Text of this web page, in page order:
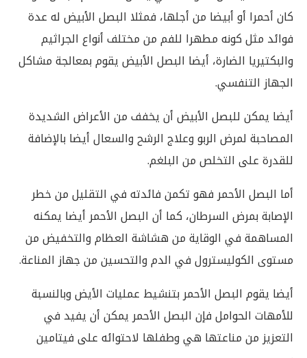
كان أحمرا أو أبيضا من أجلها، فمثلا البصل الأبيض له عدة
فوائد مثل كونه مطهرا للفم من مختلف أنواع الجراثيم
والبكتيريا الضارة، أيضا البصل الأبيض يقوم بمعالجة مشاكل
الجهاز التنفسي.
أيضا يمكن للبصل الأبيض أن يخفف من الأعراض الشديدة
المصاحبة لمرض الربو وعلاج الرشح والسعال أيضا بالإضافة
للقدرة على التخلص من البلغم.
أما البصل الأحمر فهو تكمن فائدته في التقليل من خطر
الإصابة بمرض السرطان، كما أن البصل الأحمر أيضا يمكنه
المساهمة في الوقاية من هشاشة العظام والتخفيض من
مستوى الكوليسترول في الدم والتحسين من جهاز المناعة.
أيضا يقوم البصل الأحمر بتنشيط عمليات الأيض وبالنسبة
للأمهات الحوامل فإن البصل الأحمر يمكن أن يفيد في
التعزيز من مناعتها هي وطفلها لاحتوائه على فيتامين